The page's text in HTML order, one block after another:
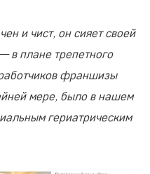
и чист, он сияет своей
в плане трепетного
франшизы
мере, было в нашем
гериатрическим